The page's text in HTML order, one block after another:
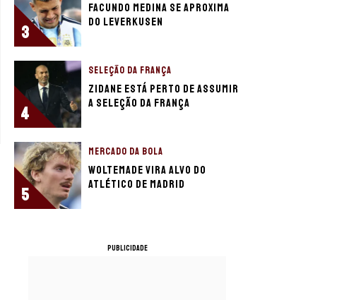
3
Facundo Medina se aproxima
do Leverkusen
4
SELEÇÃO DA FRANÇA
Zidane está perto de assumir
a seleção da França
5
MERCADO DA BOLA
Woltemade vira alvo do
Atlético de Madrid
PUBLICIDADE